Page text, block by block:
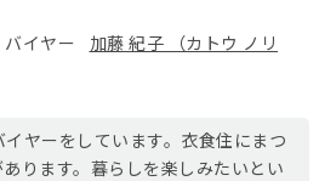
バイヤー
加藤 紀子 （カトウ ノリ
ヤーをしています。衣食住にまつ
ります。暮らしを楽しみたいとい